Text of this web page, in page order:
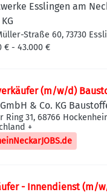
Esslingen am
Straße 60, 73730
Oberesslingen,
€ - 43.000 €
(m/w/d)
& Co. KG
Ring 31, 68766
+
- Innendienst (m/